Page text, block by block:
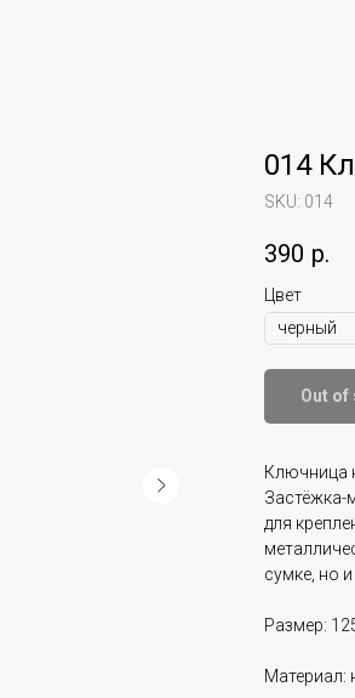
014
SKU: 014
390 р.
Цвет
Out
Ключница
Застёжка-
для
сумке, но
Размер:
Материал: